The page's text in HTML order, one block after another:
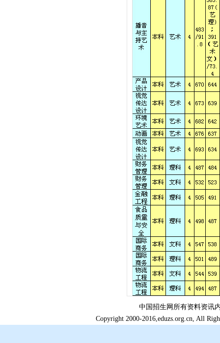
中国招生网所有资料资讯
Copyright 2000-2016,eduzs.org.cn, All